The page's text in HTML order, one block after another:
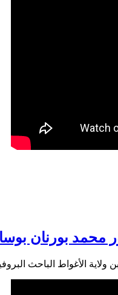
محمد بورنان
ولاية الأغواط الباحث